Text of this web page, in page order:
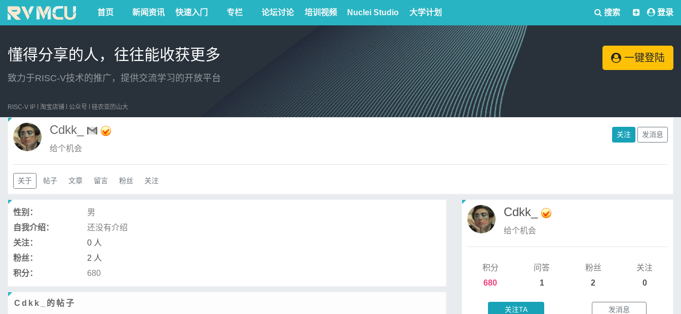
首页 新闻资讯 快速入门 专栏 论坛讨论 培训视频 Nuclei Studio 大学计划 搜索 登录
懂得分享的人，往往能收获更多
致力于RISC-V技术的推广，提供交流学习的开放平台
一键登陆
RISC-V IP 淘宝店铺 公众号 硅农亚历山大
Cdkk_
给个机会
关注 发消息
关于 帖子 文章 留言 粉丝 关注
性别：
男
自我介绍：
还没有介绍
关注：
0 人
粉丝：
2 人
积分：
680
Cdkk_的帖子
Cdkk_
给个机会
积分
680
问答
1
粉丝
2
关注
0
关注TA 发消息